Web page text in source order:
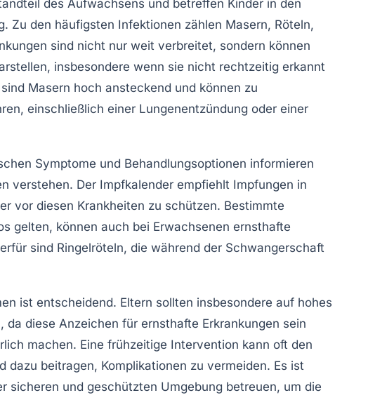
des Aufwachsens und betreffen Kinder in den
Zu den häufigsten Infektionen zählen Masern, Röteln,
sind nicht nur weit verbreitet, sondern können
insbesondere wenn sie nicht rechtzeitig erkannt
Masern hoch ansteckend und können zu
einschließlich einer Lungenentzündung oder einer
Symptome und Behandlungsoptionen informieren
verstehen. Der Impfkalender empfiehlt Impfungen in
vor diesen Krankheiten zu schützen. Bestimmte
gelten, können auch bei Erwachsenen ernsthafte
sind Ringelröteln, die während der Schwangerschaft
ist entscheidend. Eltern sollten insbesondere auf hohes
da diese Anzeichen für ernsthafte Erkrankungen sein
machen. Eine frühzeitige Intervention kann oft den
dazu beitragen, Komplikationen zu vermeiden. Es ist
sicheren und geschützten Umgebung betreuen, um die